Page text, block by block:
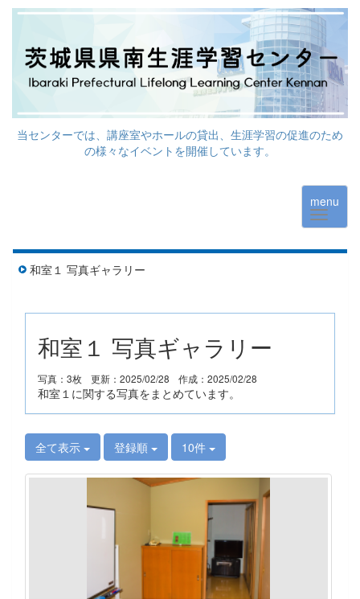
当センターでは、講座室やホールの貸出、生涯学習の促進のため
の様々なイベントを開催しています。
menu
和室１ 写真ギャラリー
和室１ 写真ギャラリー
写真：3枚 更新：2025/02/28 作成：2025/02/28
和室１に関する写真をまとめています。
全て表示 登録順 10件